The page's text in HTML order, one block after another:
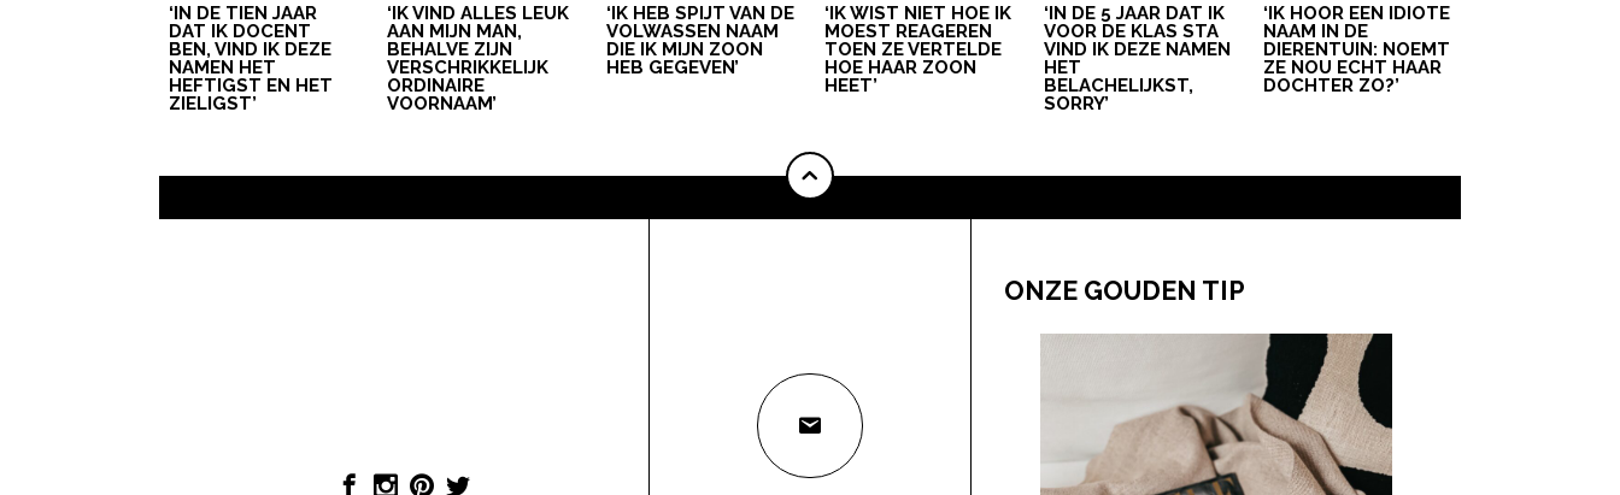
‘IN DE TIEN JAAR
DAT IK DOCENT
BEN, VIND IK DEZE
NAMEN HET
HEFTIGST EN HET
ZIELIGST’
‘IK VIND ALLES LEUK
AAN MIJN MAN,
BEHALVE ZIJN
VERSCHRIKKELIJK
ORDINAIRE
VOORNAAM’
‘IK HEB SPIJT VAN DE
VOLWASSEN NAAM
DIE IK MIJN ZOON
HEB GEGEVEN’
‘IK WIST NIET HOE IK
MOEST REAGEREN
TOEN ZE VERTELDE
HOE HAAR ZOON
HEET’
‘IN DE 5 JAAR DAT IK
VOOR DE KLAS STA
VIND IK DEZE NAMEN
HET
BELACHELIJKST,
SORRY’
‘IK HOOR EEN IDIOTE
NAAM IN DE
DIERENTUIN: NOEMT
ZE NOU ECHT HAAR
DOCHTER ZO?’
ONZE GOUDEN TIP